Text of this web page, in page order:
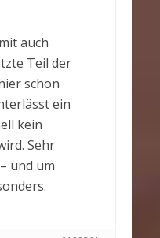
auch
Teil der
schon
ein
kein
Sehr
und um